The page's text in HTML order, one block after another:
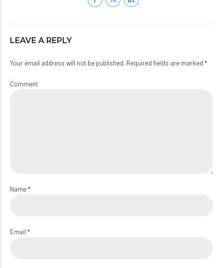
LEAVE A REPLY
Your email address will not be published. Required fields are marked *
Comment
Name *
Email *